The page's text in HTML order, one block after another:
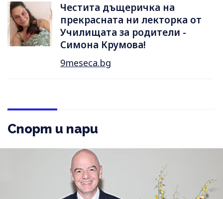
Честита дъщеричка на
прекрасната ни лекторка от
Училищата за родители -
Симона Крумова!
9meseca.bg
Спорт и пари